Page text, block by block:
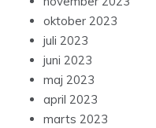
oktober 2023
juli 2023
juni 2023
maj 2023
april 2023
marts 2023